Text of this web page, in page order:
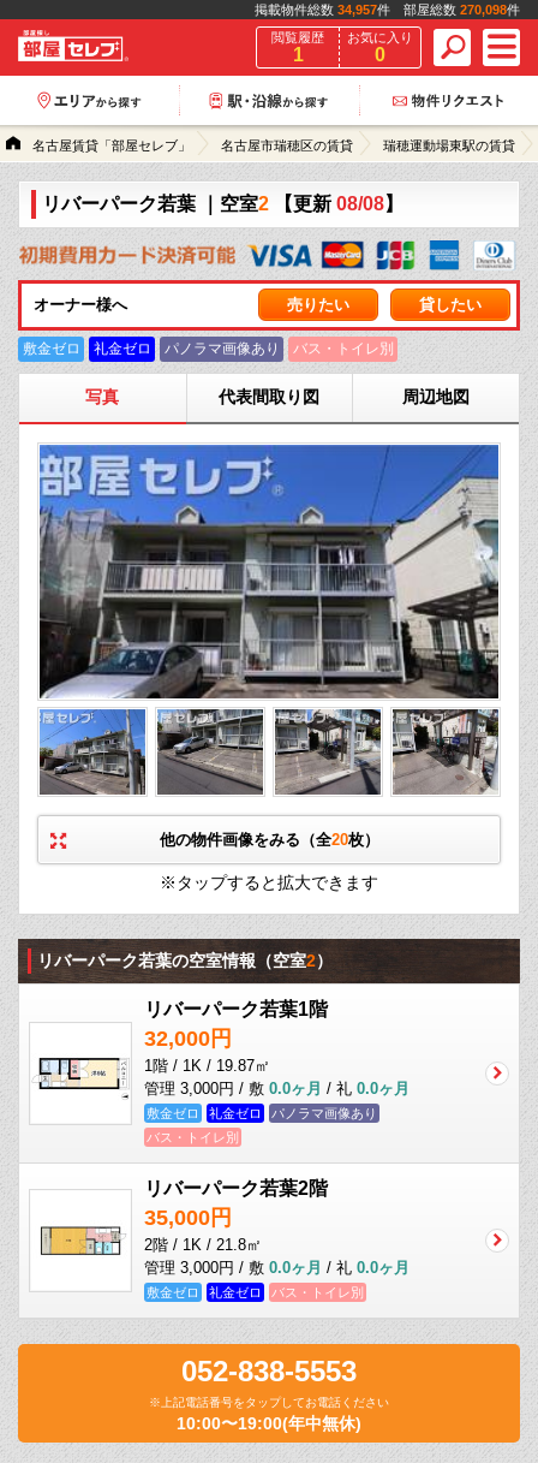
掲載物件総数 34,957件 部屋総数 270,098件
閲覧履歴
1
お気に入り
0
名古屋賃貸「部屋セレブ」 名古屋市瑞穂区の賃貸 瑞穂運動場東駅の賃貸
リバーパーク若葉 ｜空室2 【更新 08/08】
オーナー様へ 売りたい 貸したい
敷金ゼロ 礼金ゼロ パノラマ画像あり バス・トイレ別
写真 代表間取り図 周辺地図
他の物件画像をみる（全20枚）
※タップすると拡大できます
リバーパーク若葉の空室情報 （空室2）
リバーパーク若葉1階
32,000円
1階 / 1K / 19.87㎡
管理 3,000円 / 敷 0.0ヶ月 / 礼 0.0ヶ月
敷金ゼロ 礼金ゼロ
パノラマ画像あり
バス・トイレ別
リバーパーク若葉2階
35,000円
2階 / 1K / 21.8㎡
管理 3,000円 / 敷 0.0ヶ月 / 礼 0.0ヶ月
敷金ゼロ 礼金ゼロ バス・トイレ別
052-838-5553
※上記電話番号をタップしてお電話ください
10:00〜19:00(年中無休)